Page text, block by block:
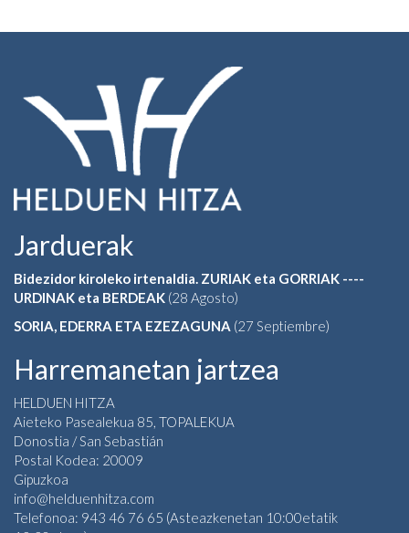
Jarduerak
Bidezidor kiroleko irtenaldia. ZURIAK eta GORRIAK ----
URDINAK eta BERDEAK (28 Agosto)
SORIA, EDERRA ETA EZEZAGUNA (27 Septiembre)
Harremanetan jartzea
HELDUEN HITZA
Aieteko Pasealekua 85, TOPALEKUA
Donostia / San Sebastián
Postal Kodea: 20009
Gipuzkoa
info@helduenhitza.com
Telefonoa: 943 46 76 65 (Asteazkenetan 10:00etatik